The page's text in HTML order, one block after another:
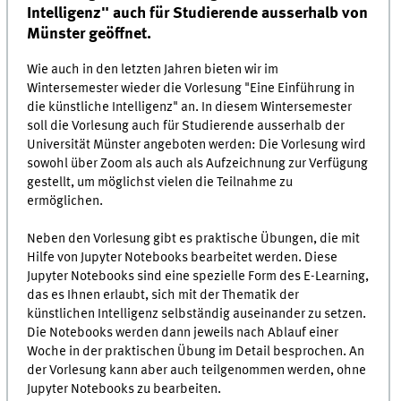
Intelligenz" auch für Studierende ausserhalb von
Münster geöffnet.
Wie auch in den letzten Jahren bieten wir im
Wintersemester wieder die Vorlesung "Eine Einführung in
die künstliche Intelligenz" an. In diesem Wintersemester
soll die Vorlesung auch für Studierende ausserhalb der
Universität Münster angeboten werden: Die Vorlesung wird
sowohl über Zoom als auch als Aufzeichnung zur Verfügung
gestellt, um möglichst vielen die Teilnahme zu
ermöglichen.
Neben den Vorlesung gibt es praktische Übungen, die mit
Hilfe von Jupyter Notebooks bearbeitet werden. Diese
Jupyter Notebooks sind eine spezielle Form des E-Learning,
das es Ihnen erlaubt, sich mit der Thematik der
künstlichen Intelligenz selbständig auseinander zu setzen.
Die Notebooks werden dann jeweils nach Ablauf einer
Woche in der praktischen Übung im Detail besprochen. An
der Vorlesung kann aber auch teilgenommen werden, ohne
Jupyter Notebooks zu bearbeiten.